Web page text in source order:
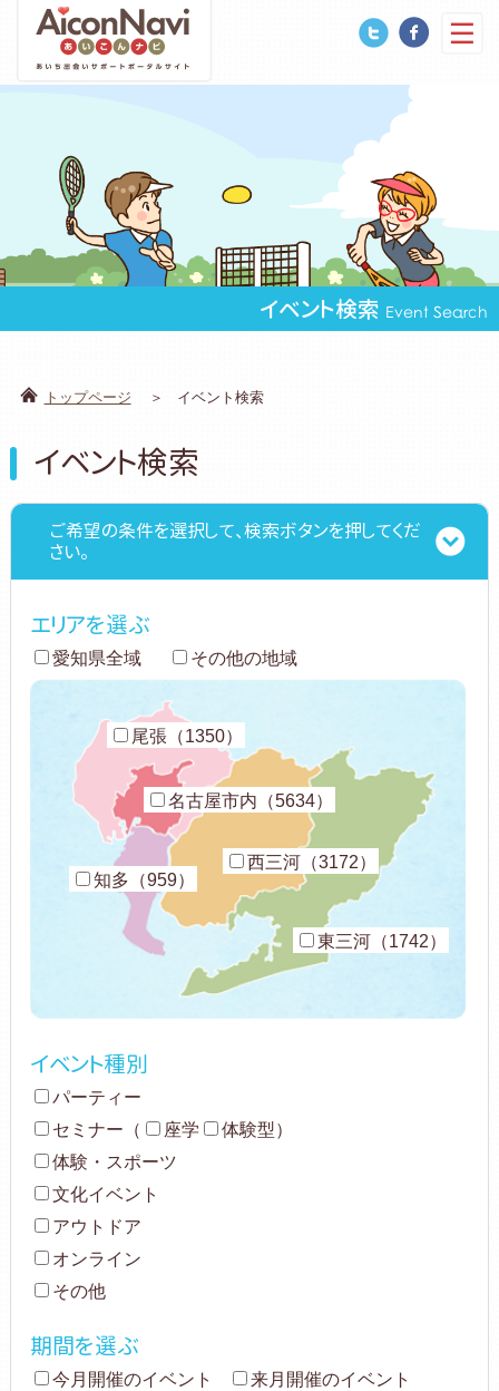
イベント検索 Event Search
トップページ イベント検索
イベント検索
ご希望の条件を選択して、検索ボタンを押してくだ
さい。
エリアを選ぶ
愛知県全域 その他の地域
名古屋市内（5634）
尾張（1350）
知多（959）
西三河（3172）
東三河（1742）
イベント種別
パーティー
セミナー （ 座学 体験型）
体験・スポーツ
文化イベント
アウトドア
オンライン
その他
期間を選ぶ
今月開催のイベント
来月開催のイベント